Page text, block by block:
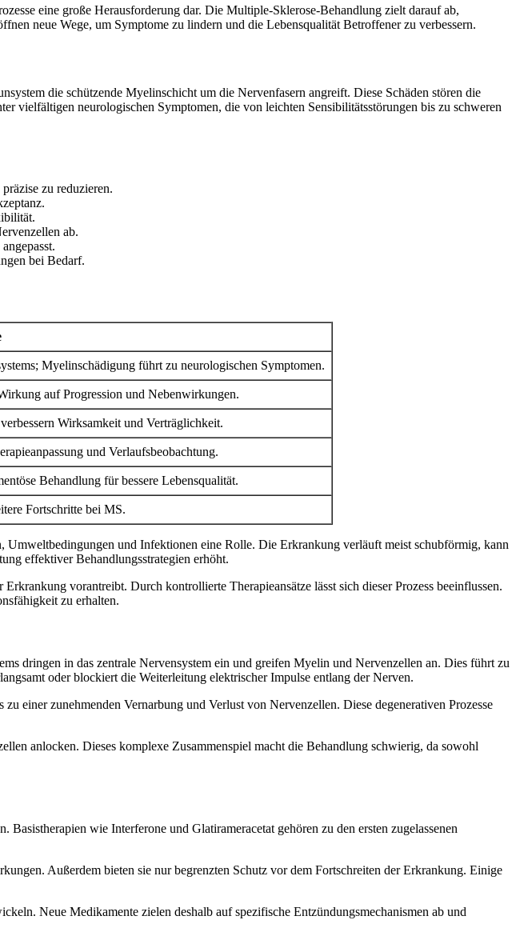
eine große Herausforderung dar. Die Multiple-Sklerose-Behandlung zielt darauf ab,
neue Wege, um Symptome zu lindern und die Lebensqualität Betroffener zu verbessern.
die schützende Myelinschicht um die Nervenfasern angreift. Diese Schäden stören die
vielfältigen neurologischen Symptomen, die von leichten Sensibilitätsstörungen bis zu schweren
zu reduzieren.
ab.
bei Bedarf.
Myelinschädigung führt zu neurologischen Symptomen.
auf Progression und Nebenwirkungen.
Wirksamkeit und Verträglichkeit.
und Verlaufsbeobachtung.
Behandlung für bessere Lebensqualität.
Fortschritte bei MS.
und Infektionen eine Rolle. Die Erkrankung verläuft meist schubförmig, kann
effektiver Behandlungsstrategien erhöht.
vorantreibt. Durch kontrollierte Therapieansätze lässt sich dieser Prozess beeinflussen.
zu erhalten.
dringen in das zentrale Nervensystem ein und greifen Myelin und Nervenzellen an. Dies führt zu
oder blockiert die Weiterleitung elektrischer Impulse entlang der Nerven.
einer zunehmenden Vernarbung und Verlust von Nervenzellen. Diese degenerativen Prozesse
anlocken. Dieses komplexe Zusammenspiel macht die Behandlung schwierig, da sowohl
wie Interferone und Glatirameracetat gehören zu den ersten zugelassenen
Außerdem bieten sie nur begrenzten Schutz vor dem Fortschreiten der Erkrankung. Einige
Neue Medikamente zielen deshalb auf spezifische Entzündungsmechanismen ab und